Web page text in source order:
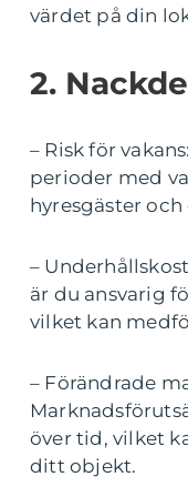
värdet på din
2.
– Risk för
perioder med
hyresgäster
–
är du ansvarig
vilket kan
– Förändrade
över tid, vilket
ditt objekt.